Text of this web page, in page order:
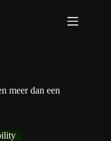
meer dan een